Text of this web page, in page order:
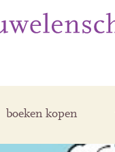
boeken kopen